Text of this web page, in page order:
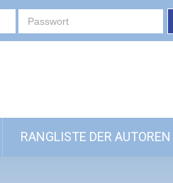
RANGLISTE DER AUTOREN